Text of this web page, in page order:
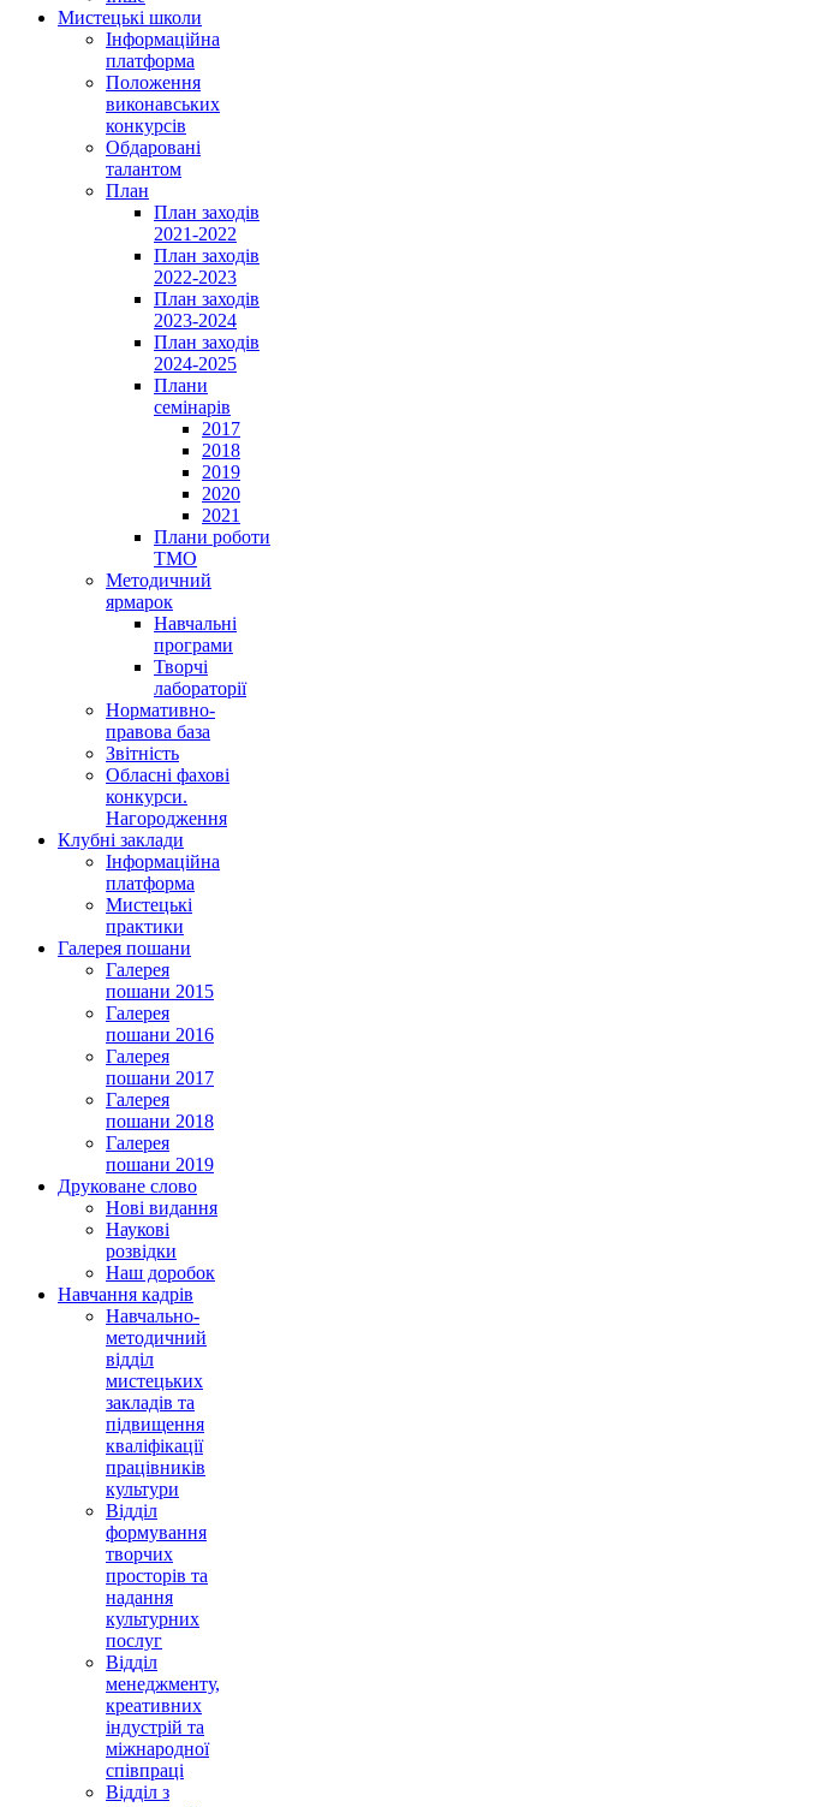
Мистецькі школи
Інформаційна
платформа
Положення
виконавських
конкурсів
Обдаровані
талантом
План
План заходів
2021-2022
План заходів
2022-2023
План заходів
2023-2024
План заходів
2024-2025
Плани
семінарів
2017
2018
2019
2020
2021
Плани роботи
ТМО
Методичний
ярмарок
Навчальні
програми
Творчі
лабораторії
Нормативно-
правова база
Звітність
Обласні фахові
конкурси.
Нагородження
Клубні заклади
Інформаційна
платформа
Мистецькі
практики
Галерея пошани
Галерея
пошани 2015
Галерея
пошани 2016
Галерея
пошани 2017
Галерея
пошани 2018
Галерея
пошани 2019
Друковане слово
Нові видання
Наукові
розвідки
Наш доробок
Навчання кадрів
Навчально-
методичний
відділ
мистецьких
закладів та
підвищення
кваліфікації
працівників
культури
Відділ
формування
творчих
просторів та
надання
культурних
послуг
Відділ
менеджменту,
креативних
індустрій та
міжнародної
співпраці
Відділ з